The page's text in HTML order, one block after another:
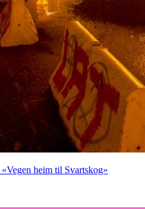
heim til Svartskog»